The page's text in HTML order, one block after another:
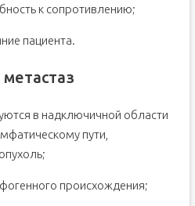
к сопротивлению;
пациента.
в надключичной области
пути,
происхождения;